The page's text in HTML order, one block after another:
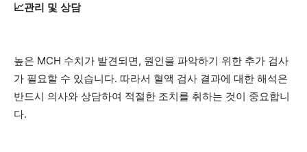
📈관리 및 상담
높은 MCH 수치가 발견되면, 원인을 파악하기 위한 추가 검사
가 필요할 수 있습니다. 따라서 혈액 검사 결과에 대한 해석은
반드시 의사와 상담하여 적절한 조치를 취하는 것이 중요합니
다.